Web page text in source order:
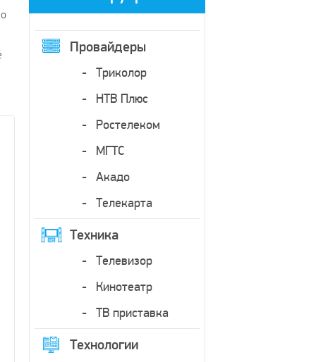
Провайдеры
Триколор
НТВ Плюс
Ростелеком
МГТС
Акадо
Телекарта
Техника
Телевизор
Кинотеатр
ТВ приставка
Технологии